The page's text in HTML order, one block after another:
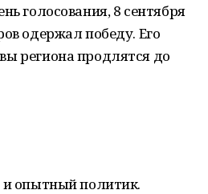
голосования, 8 сентября
одержал победу. Его
региона продлятся до
и опытный политик.